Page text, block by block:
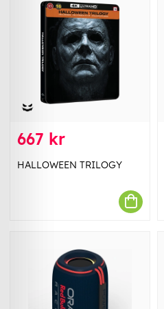
667 kr
HALLOWEEN TRILOGY